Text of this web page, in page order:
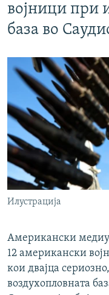
војници при
база во
Илустрација
Американски
12 американски
кои двајца
воздухопловната